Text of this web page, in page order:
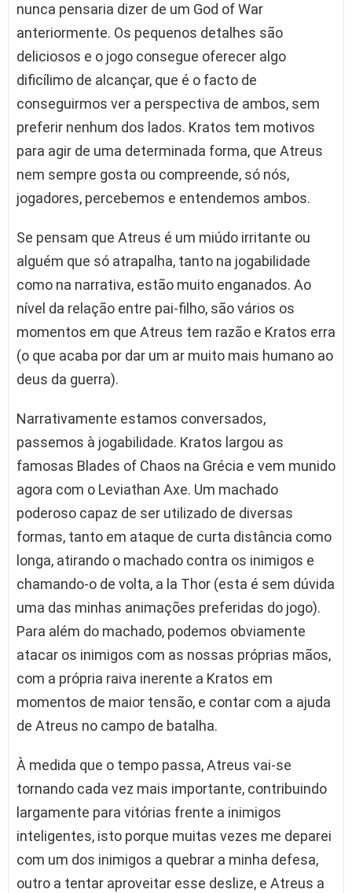
nunca pensaria dizer de um God of War
anteriormente. Os pequenos detalhes são
deliciosos e o jogo consegue oferecer algo
dificílimo de alcançar, que é o facto de
conseguirmos ver a perspectiva de ambos, sem
preferir nenhum dos lados. Kratos tem motivos
para agir de uma determinada forma, que Atreus
nem sempre gosta ou compreende, só nós,
jogadores, percebemos e entendemos ambos.
Se pensam que Atreus é um miúdo irritante ou
alguém que só atrapalha, tanto na jogabilidade
como na narrativa, estão muito enganados. Ao
nível da relação entre pai-filho, são vários os
momentos em que Atreus tem razão e Kratos erra
(o que acaba por dar um ar muito mais humano ao
deus da guerra).
Narrativamente estamos conversados,
passemos à jogabilidade. Kratos largou as
famosas Blades of Chaos na Grécia e vem munido
agora com o Leviathan Axe. Um machado
poderoso capaz de ser utilizado de diversas
formas, tanto em ataque de curta distância como
longa, atirando o machado contra os inimigos e
chamando-o de volta, a la Thor (esta é sem dúvida
uma das minhas animações preferidas do jogo).
Para além do machado, podemos obviamente
atacar os inimigos com as nossas próprias mãos,
com a própria raiva inerente a Kratos em
momentos de maior tensão, e contar com a ajuda
de Atreus no campo de batalha.
À medida que o tempo passa, Atreus vai-se
tornando cada vez mais importante, contribuindo
largamente para vitórias frente a inimigos
inteligentes, isto porque muitas vezes me deparei
com um dos inimigos a quebrar a minha defesa,
outro a tentar aproveitar esse deslize, e Atreus a